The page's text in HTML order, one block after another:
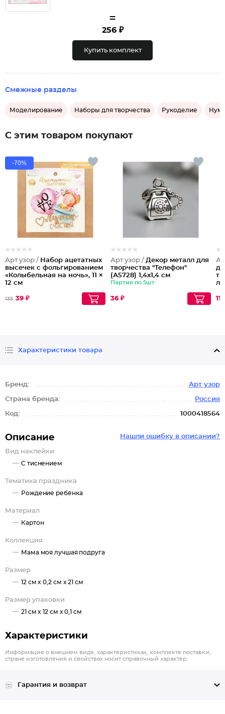
=
256 ₽
Купить комплект
Смежные разделы
Моделирование Наборы для творчества Рукоделие
С этим товаром покупают
-70%
Арт узор / Набор ацетатных
высечек с фольгированием
«Колыбельная на ночь», 11 ×
12 см
133 39 ₽
Арт узор / Декор металл для
творчества "Телефон"
(А5728) 1,4х1,4 см
Партия по 5шт
36 ₽
Характеристики товара
Бренд: Арт узор
Страна бренда: Россия
Код: 1000418564
Нашли ошибку в описании?
Описание
Вид наклейки
С тиснением
Тематика праздника
Рождение ребёнка
Материал
Картон
Коллекция
Мама моя лучшая подруга
Размер
12 см x 0,2 см x 21 см
Размер упаковки
21 см x 12 см x 0,1 см
Характеристики
Информация о внешнем виде, характеристиках, комплекте поставки,
стране изготовления и свойствах носит справочный характер.
Гарантия и возврат